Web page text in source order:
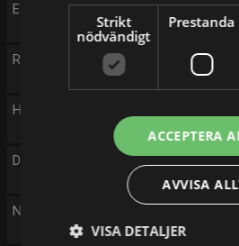
Ett enklare liv
Romerska härskare med Mary Beard
Historiska mysterier
Den stora keramikkampen
Nilen: flodernas flod
Strikt
nödvändigt
Prestanda
ACCEPTERA
AVVISA
VISA DETALJER